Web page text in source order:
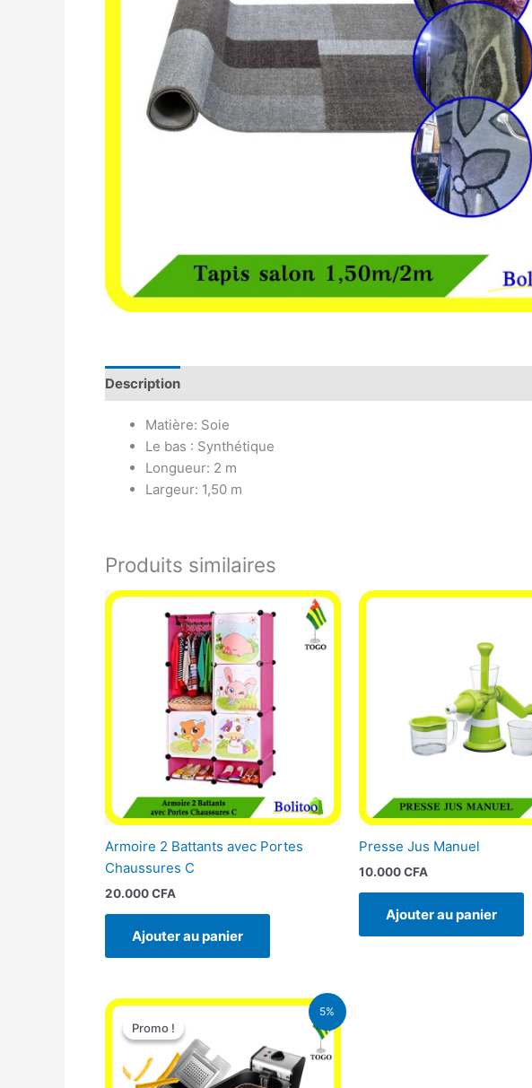
Description
Matière: Soie
Le bas : Synthétique
Longueur: 2 m
Largeur: 1,50 m
Produits similaires
Armoire 2 Battants avec Portes
Chaussures C
20.000CFA
Ajouter au panier
Presse Jus Manuel
10.000CFA
Ajouter au panier
5%
Promo !
Promo !
Le
initial
était :
39.000 CFA.
Le
est :
37.000 CFA.